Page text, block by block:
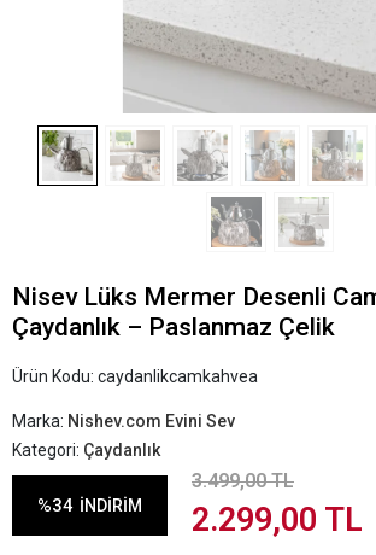
Nisev Lüks Mermer Desenli
Çaydanlık – Paslanmaz Çelik
Ürün Kodu: caydanlikcamkahvea
Marka: Nishev.com Evini Sev
Kategori: Çaydanlık
%34 İNDİRİM
3.499,00 TL
2.299,00 TL